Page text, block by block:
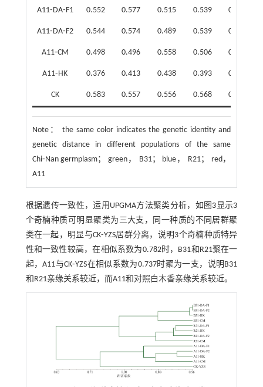
A11⁃DA⁃F1 0.552 0.577 0.515 0.539 0.397
A11⁃DA⁃F2 0.544 0.574 0.489 0.539 0.395
A11⁃CM 0.498 0.496 0.558 0.506 0.363
A11⁃HK 0.376 0.413 0.438 0.393 0.355
CK 0.583 0.557 0.556 0.568 0.440
Note：
the same color indicates the genetic identity and
genetic distance in different populations of the same
Chi⁃Nan germplasm； green， B31； blue， R21； red，
A11
根据遗传一致性，运用UPGMA方法聚类分析，如 图3显示3
个奇楠种质可明显聚类为三大支，同一种质的不同居群聚
类在一起，明显与CK⁃YZS居群分离，说明3个奇楠种质特异
性和一致性较高，在相似系数为0.782时，B31和R21聚在一
起，A11与CK⁃YZS在相似系数为0.737时聚为一支，说明B31
和R21亲缘关系较近，而A11和对照白木香亲缘关系较近。